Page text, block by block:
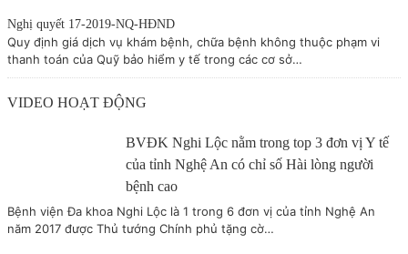
Nghị quyết 17-2019-NQ-HĐND
Quy định giá dịch vụ khám bệnh, chữa bệnh không thuộc phạm vi
thanh toán của Quỹ bảo hiểm y tế trong các cơ sở…
VIDEO HOẠT ĐỘNG
BVĐK Nghi Lộc nằm trong top 3 đơn vị Y tế
của tỉnh Nghệ An có chỉ số Hài lòng người
bệnh cao
Bệnh viện Đa khoa Nghi Lộc là 1 trong 6 đơn vị của tỉnh Nghệ An
năm 2017 được Thủ tướng Chính phủ tặng cờ…